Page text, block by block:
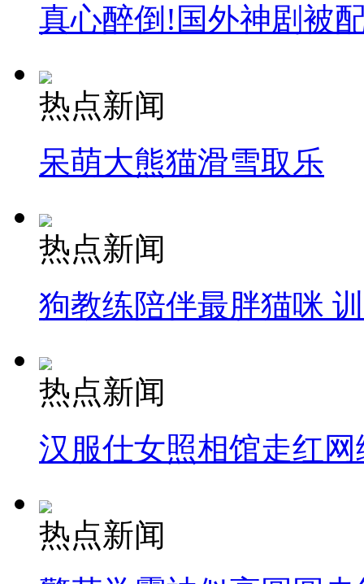
真心醉倒!国外神剧被
热点新闻
呆萌大熊猫滑雪取乐
热点新闻
狗教练陪伴最胖猫咪
热点新闻
汉服仕女照相馆走红网
热点新闻